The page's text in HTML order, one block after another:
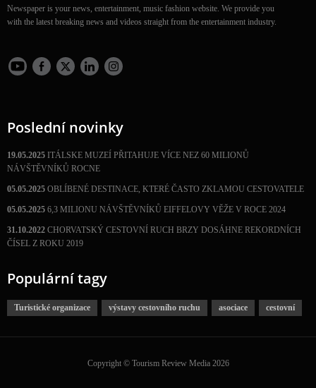
Newspaper is your news, entertainment, music fashion website. We provide you
with the latest breaking news and videos straight from the entertainment industry.
Poslední novinky
19.05.2025 ITÁLSKE MUZEÍ PŘITAHUJE VÍCE NEZ 60 MILIONŮ
NÁVŠTĚVNÍKŮ ROCNE
05.05.2025 OBLÍBENÉ DESTINACE, KTERÉ ČASTO ZKLAMOU CESTOVATELE
05.05.2025 6,3 MILIONU NÁVŠTĚVNÍKŮ EIFFELOVY VĚŽE V ROCE 2024
31.10.2022 CHORVATSKÝ CESTOVNÍ RUCH BRZY DOSÁHNE REKORDNÍCH
ČÍSEL Z ROKU 2019
Populární tagy
Turistické organizace výstavy cestovního ruchu asociace cestovní
Copyright © Tourism Review Media 2026